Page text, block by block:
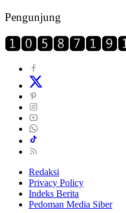
Pengunjung
Redaksi
Privacy Policy
Indeks Berita
Pedoman Media Siber